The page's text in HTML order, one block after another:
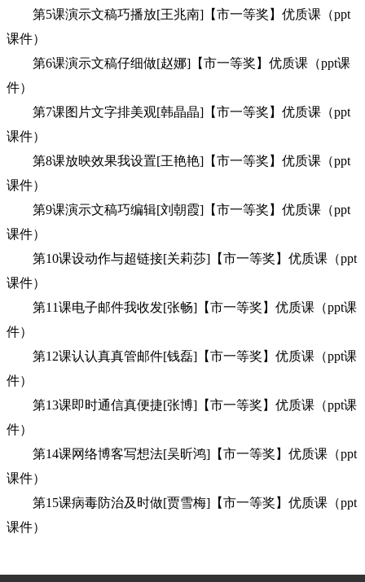
第5课演示文稿巧播放[王兆南]【市一等奖】优质课（ppt
课件）
第6课演示文稿仔细做[赵娜]【市一等奖】优质课（ppt课
件）
第7课图片文字排美观[韩晶晶]【市一等奖】优质课（ppt
课件）
第8课放映效果我设置[王艳艳]【市一等奖】优质课（ppt
课件）
第9课演示文稿巧编辑[刘朝霞]【市一等奖】优质课（ppt
课件）
第10课设动作与超链接[关莉莎]【市一等奖】优质课（ppt
课件）
第11课电子邮件我收发[张畅]【市一等奖】优质课（ppt课
件）
第12课认认真真管邮件[钱磊]【市一等奖】优质课（ppt课
件）
第13课即时通信真便捷[张博]【市一等奖】优质课（ppt课
件）
第14课网络博客写想法[吴昕鸿]【市一等奖】优质课（ppt
课件）
第15课病毒防治及时做[贾雪梅]【市一等奖】优质课（ppt
课件）